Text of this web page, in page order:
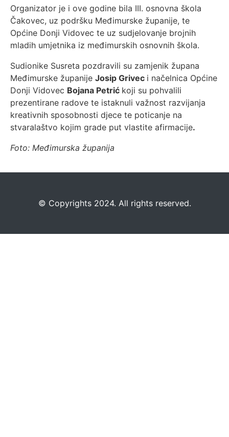
Organizator je i ove godine bila III. osnovna škola
Čakovec, uz podršku Međimurske županije, te
Općine Donji Vidovec te uz sudjelovanje brojnih
mladih umjetnika iz međimurskih osnovnih škola.
Sudionike Susreta pozdravili su zamjenik župana
Međimurske županije Josip Grivec i načelnica Općine
Donji Vidovec Bojana Petrić koji su pohvalili
prezentirane radove te istaknuli važnost razvijanja
kreativnih sposobnosti djece te poticanje na
stvaralaštvo kojim grade put vlastite afirmacije.
Foto: Međimurska županija
©️ Copyrights 2024. All rights reserved.